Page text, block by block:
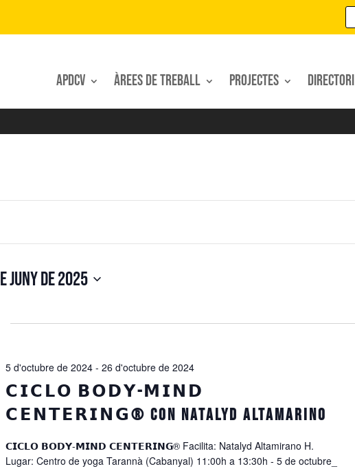
APDCV Àrees de treball Projectes Directori
juny de 2025
5 d'octubre de 2024 -26 d'octubre de 2024
𝗖𝗜𝗖𝗟𝗢 𝗕𝗢𝗗𝗬-𝗠𝗜𝗡𝗗
𝗖𝗘𝗡𝗧𝗘𝗥𝗜𝗡𝗚® con Natalyd Altamarino
𝗖𝗜𝗖𝗟𝗢 𝗕𝗢𝗗𝗬-𝗠𝗜𝗡𝗗 𝗖𝗘𝗡𝗧𝗘𝗥𝗜𝗡𝗚® Facilita: Natalyd Altamirano H.
Lugar: Centro de yoga Tarannà (Cabanyal) 11:00h a 13:30h - 5 de octubre_